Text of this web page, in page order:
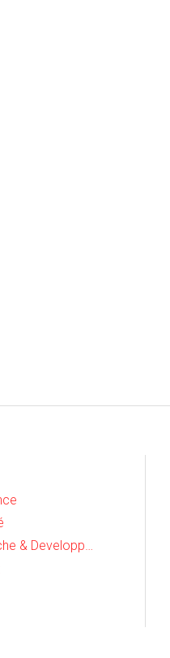
Recherche & Developpement